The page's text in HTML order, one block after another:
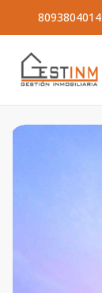
8093804014